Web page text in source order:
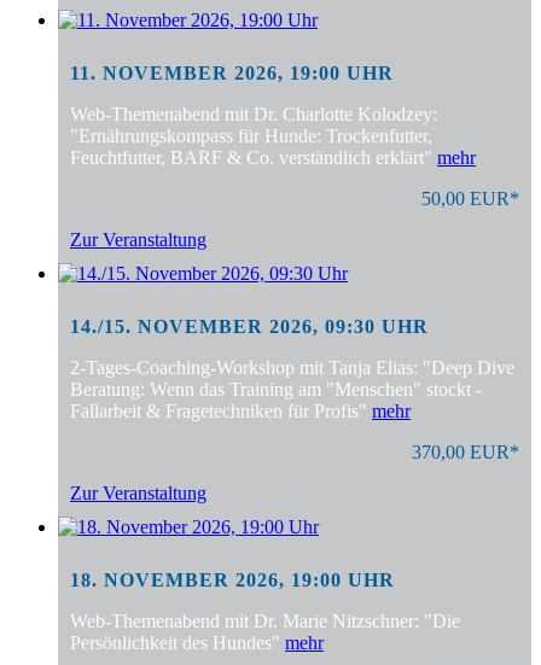
11. NOVEMBER 2026, 19:00 UHR
Web-Themenabend mit Dr. Charlotte Kolodzey:
"Ernährungskompass für Hunde: Trockenfutter,
Feuchtfutter, BARF & Co. verständlich erklärt" mehr
50,00 EUR*
Zur Veranstaltung
14./15. NOVEMBER 2026, 09:30 UHR
2-Tages-Coaching-Workshop mit Tanja Elias: "Deep Dive
Beratung: Wenn das Training am "Menschen" stockt -
Fallarbeit & Fragetechniken für Profis" mehr
370,00 EUR*
Zur Veranstaltung
18. NOVEMBER 2026, 19:00 UHR
Web-Themenabend mit Dr. Marie Nitzschner: "Die
Persönlichkeit des Hundes" mehr